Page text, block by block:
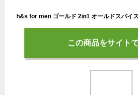
この商品をサイト